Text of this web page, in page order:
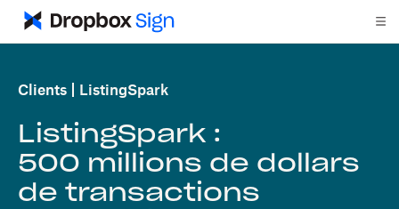
Clients ListingSpark
ListingSpark :
500 millions de dollars
de transactions